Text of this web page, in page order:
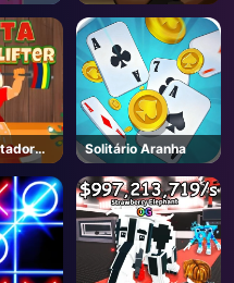
Solitário Aranha